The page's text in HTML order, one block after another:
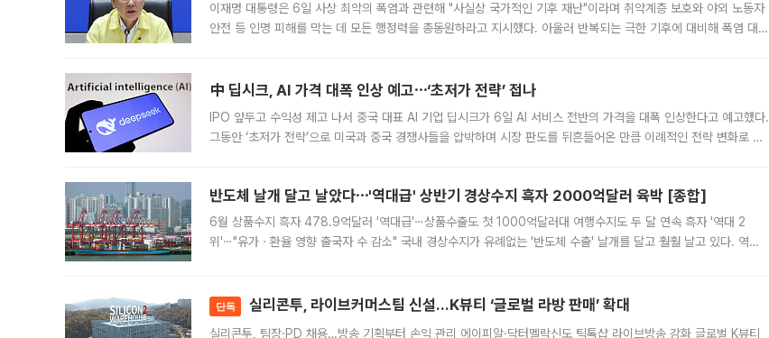
이재명 대통령은 6일 사상 최악의 폭염과 관련해 "사실상 국가적인 기후 재난"이라며 취약계층 보호와 야외 노동자
안전 등 인명 피해를 막는 데 모든 행정력을 총동원하라고 지시했다. 아울러 반복되는 극한 기후에 대비해 폭염 대응
中 딥시크, AI 가격 대폭 인상 예고⋯‘초저가 전략’ 접나
IPO 앞두고 수익성 제고 나서 중국 대표 AI 기업 딥시크가 6일 AI 서비스 전반의 가격을 대폭 인상한다고 예고했다.
그동안 ‘초저가 전략’으로 미국과 중국 경쟁사들을 압박하며 시장 판도를 뒤흔들어온 만큼 이례적인 전략 변화로 평
반도체 날개 달고 날았다⋯'역대급' 상반기 경상수지 흑자 2000억달러 육박 [종합]
6월 상품수지 흑자 478.9억달러 '역대급'⋯상품수출도 첫 1000억달러대 여행수지도 두 달 연속 흑자 '역대 2
위'⋯"유가ㆍ환율 영향 출국자 수 감소" 국내 경상수지가 유례없는 '반도체 수출' 날개를 달고 훨훨 날고 있다. 역대
단독 실리콘투, 라이브커머스팀 신설…K뷰티 ‘글로벌 라방 판매’ 확대
실리콘투, 팀장·PD 채용…방송 기획부터 손익 관리 에이피알·닥터멜락신도 틱톡샵 라이브방송 강화 글로벌 K뷰티